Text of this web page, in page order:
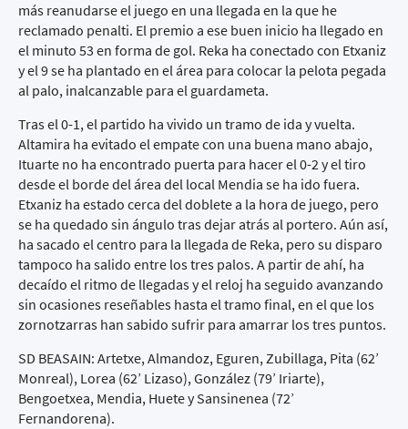
más reanudarse el juego en una llegada en la que he
reclamado penalti. El premio a ese buen inicio ha llegado en
el minuto 53 en forma de gol. Reka ha conectado con Etxaniz
y el 9 se ha plantado en el área para colocar la pelota pegada
al palo, inalcanzable para el guardameta.
Tras el 0-1, el partido ha vivido un tramo de ida y vuelta.
Altamira ha evitado el empate con una buena mano abajo,
Ituarte no ha encontrado puerta para hacer el 0-2 y el tiro
desde el borde del área del local Mendia se ha ido fuera.
Etxaniz ha estado cerca del doblete a la hora de juego, pero
se ha quedado sin ángulo tras dejar atrás al portero. Aún así,
ha sacado el centro para la llegada de Reka, pero su disparo
tampoco ha salido entre los tres palos. A partir de ahí, ha
decaído el ritmo de llegadas y el reloj ha seguido avanzando
sin ocasiones reseñables hasta el tramo final, en el que los
zornotzarras han sabido sufrir para amarrar los tres puntos.
SD BEASAIN: Artetxe, Almandoz, Eguren, Zubillaga, Pita (62’
Monreal), Lorea (62’ Lizaso), González (79’ Iriarte),
Bengoetxea, Mendia, Huete y Sansinenea (72’
Fernandorena).